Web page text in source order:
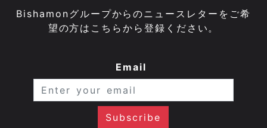
Bishamonグループからのニュースレターをご希
望の方はこちらから登録ください。
Email